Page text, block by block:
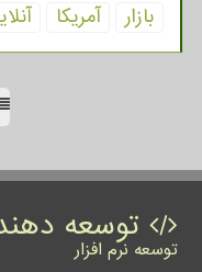
بازار
آمریكا
توسعه
توسعه نرم افزار